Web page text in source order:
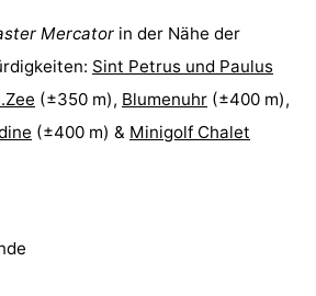
Mercator in der Nähe der
Sint Petrus und Paulus
(±350 m), Blumenuhr (±400 m),
(±400 m) & Minigolf Chalet